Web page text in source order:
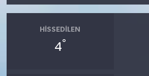
HISSEDILEN
4°